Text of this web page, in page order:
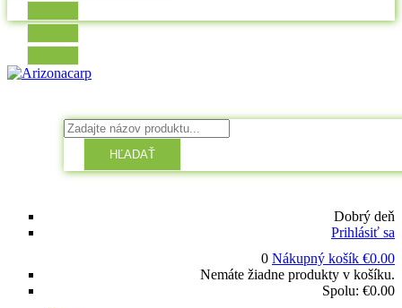
HĽADAŤ
Dobrý deň
Prihlásiť sa
0 Nákupný košík €0.00
Nemáte žiadne produkty v košíku.
Spolu: €0.00